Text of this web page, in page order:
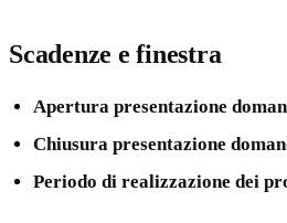
Scadenze e finestra
Apertura presentazione
Chiusura presentazione
Periodo di realizzazione dei